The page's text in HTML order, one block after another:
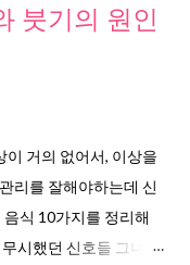
인했다. 자칫 “장염이
골든타임을 지킨 것이
기 증상이 의외로 소화
스꺼움. 특히 소뇌나
구분이 안 된다. 대한
다. “이웃손발시선”이
한쪽만 올라가면 ...
붓기의 원인
이 거의 없어서, 이상을
리를 잘해야하는데 신
식 10가지를 정리해
시했던 신호들 그녀는